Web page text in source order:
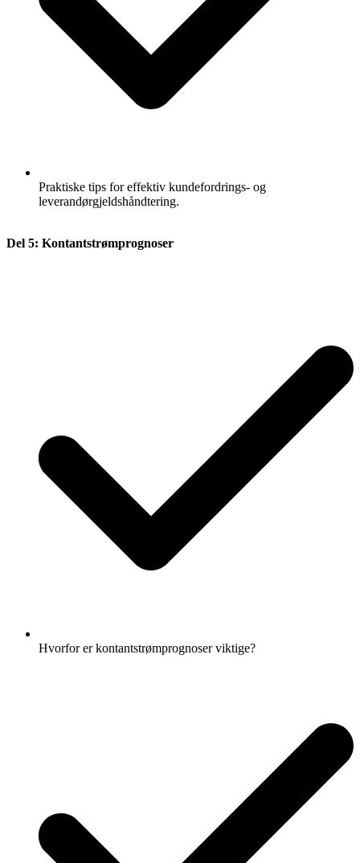
Praktiske tips for effektiv kundefordrings- og
leverandørgjeldshåndtering.
Del 5: Kontantstrømprognoser
Hvorfor er kontantstrømprognoser viktige?